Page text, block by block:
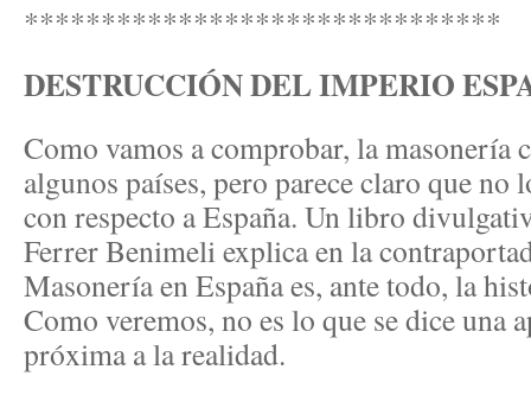
*******************************
DESTRUCCIÓN DEL IMPERIO
Como vamos a comprobar, la
algunos países, pero parece claro que
con respecto a España. Un libro
Ferrer Benimeli explica en la
Masonería en España es, ante todo, la
Como veremos, no es lo que se dice una
próxima a la realidad.